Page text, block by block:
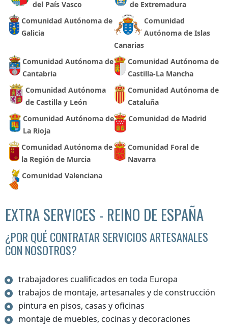
del País Vasco
de Extremadura
Comunidad Autónoma de
Galicia
Comunidad
Autónoma de Islas
Canarias
Comunidad Autónoma de
Cantabria
Comunidad Autónoma de
Castilla-La Mancha
Comunidad Autónoma
de Castilla y León
Comunidad Autónoma de
Cataluña
Comunidad Autónoma de
La Rioja
Comunidad de Madrid
Comunidad Autónoma de
la Región de Murcia
Comunidad Foral de
Navarra
Comunidad Valenciana
EXTRA SERVICES - REINO DE ESPAÑA
¿POR QUÉ CONTRATAR SERVICIOS ARTESANALES
CON NOSOTROS?
trabajadores cualificados en toda Europa
trabajos de montaje, artesanales y de construcción
pintura en pisos, casas y oficinas
montaje de muebles, cocinas y decoraciones